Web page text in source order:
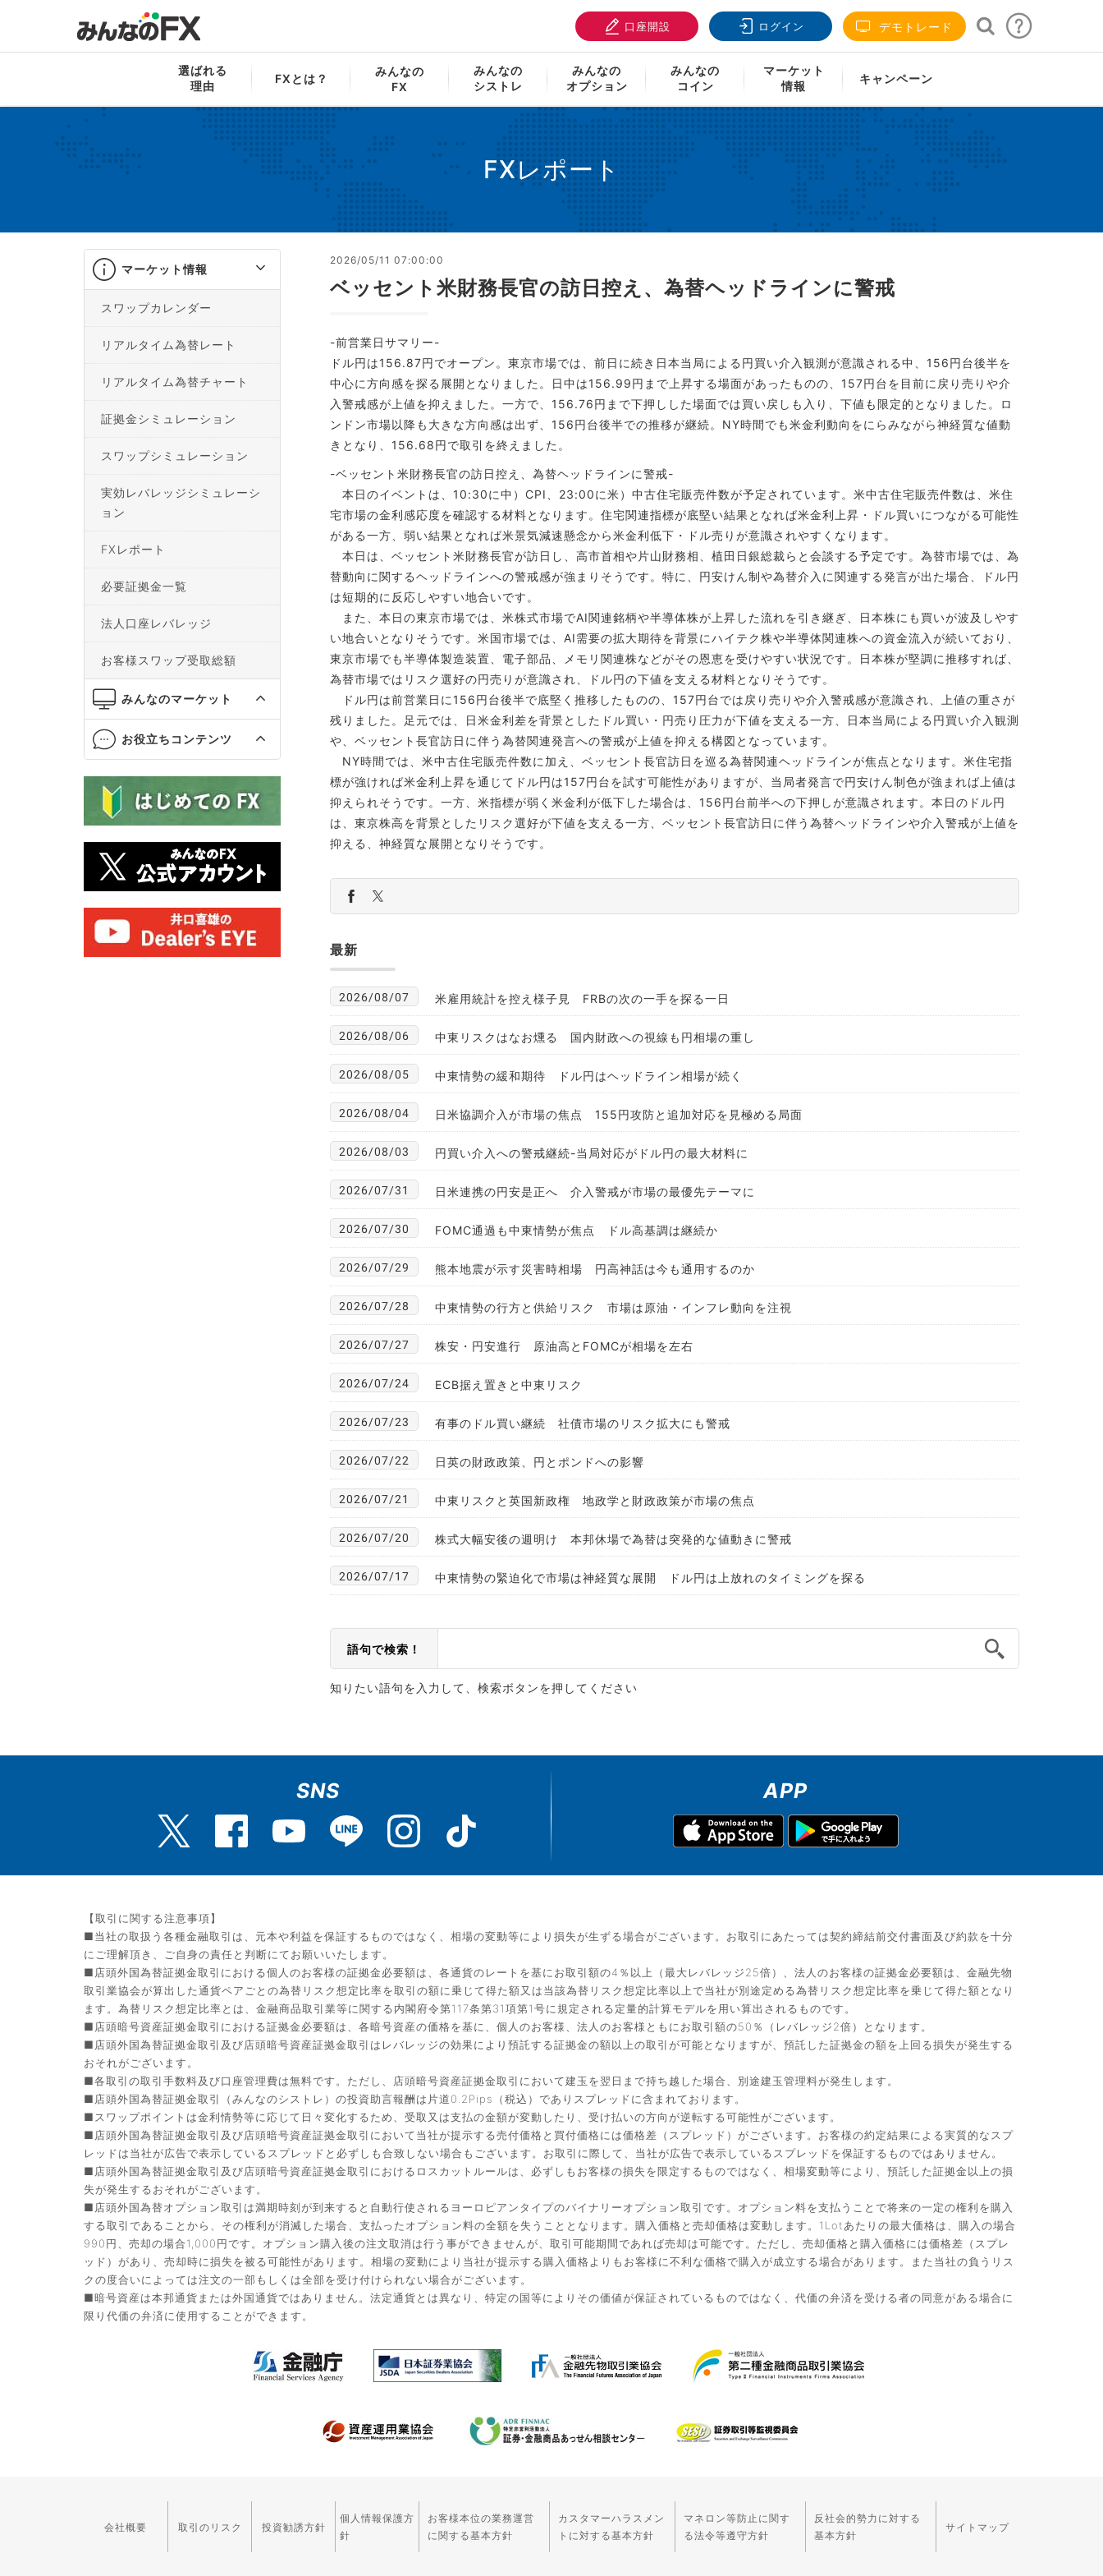
口座開設 ログイン デモトレード
選ばれる
理由
FXとは？
みんなの
FX
みんなの
シストレ
みんなの
オプション
みんなの
コイン
マーケット
情報
キャンペーン
FXレポート
マーケット情報 ベッセント米財務長官の訪日控え、為替ヘッドラインに警戒
2026/05/11 07:00:00
ベッセント米財務長官の訪日控え、為替ヘッドラインに警戒
-前営業日サマリー-
ドル円は156.87円でオープン。東京市場では、前日に続き日本当局による円買い介入観測が意識される中、156円台後半を
中心に方向感を探る展開となりました。日中は156.99円まで上昇する場面があったものの、157円台を目前に戻り売りや介
入警戒感が上値を抑えました。一方で、156.76円まで下押しした場面では買い戻しも入り、下値も限定的となりました。ロ
ンドン市場以降も大きな方向感は出ず、156円台後半での推移が継続。NY時間でも米金利動向をにらみながら神経質な値動
きとなり、156.68円で取引を終えました。
-ベッセント米財務長官の訪日控え、為替ヘッドラインに警戒-
本日のイベントは、10:30に中）CPI、23:00に米）中古住宅販売件数が予定されています。米中古住宅販売件数は、米住
宅市場の金利感応度を確認する材料となります。住宅関連指標が底堅い結果となれば米金利上昇・ドル買いにつながる可能性
がある一方、弱い結果となれば米景気減速懸念から米金利低下・ドル売りが意識されやすくなります。
本日は、ベッセント米財務長官が訪日し、高市首相や片山財務相、植田日銀総裁らと会談する予定です。為替市場では、為
替動向に関するヘッドラインへの警戒感が強まりそうです。特に、円安けん制や為替介入に関連する発言が出た場合、ドル円
は短期的に反応しやすい地合いです。
また、本日の東京市場では、米株式市場でAI関連銘柄や半導体株が上昇した流れを引き継ぎ、日本株にも買いが波及しやす
い地合いとなりそうです。米国市場では、AI需要の拡大期待を背景にハイテク株や半導体関連株への資金流入が続いており、
東京市場でも半導体製造装置、電子部品、メモリ関連株などがその恩恵を受けやすい状況です。日本株が堅調に推移すれば、
為替市場ではリスク選好の円売りが意識され、ドル円の下値を支える材料となりそうです。
ドル円は前営業日に156円台後半で底堅く推移したものの、157円台では戻り売りや介入警戒感が意識され、上値の重さが
残りました。足元では、日米金利差を背景としたドル買い・円売り圧力が下値を支える一方、日本当局による円買い介入観測
や、ベッセント長官訪日に伴う為替関連発言への警戒が上値を抑える構図となっています。
NY時間では、米中古住宅販売件数に加え、ベッセント長官訪日を巡る為替関連ヘッドラインが焦点となります。米住宅指
標が強ければ米金利上昇を通じてドル円は157円台を試す可能性がありますが、当局者発言で円安けん制色が強まれば上値は
抑えられそうです。一方、米指標が弱く米金利が低下した場合は、156円台前半への下押しが意識されます。本日のドル円
は、東京株高を背景としたリスク選好が下値を支える一方、ベッセント長官訪日に伴う為替ヘッドラインや介入警戒が上値を
抑える、神経質な展開となりそうです。
最新
2026/08/07 米雇用統計を控え様子見 FRBの次の一手を探る一日
2026/08/06 中東リスクはなお燻る 国内財政への視線も円相場の重し
2026/08/05 中東情勢の緩和期待 ドル円はヘッドライン相場が続く
2026/08/04 日米協調介入が市場の焦点 155円攻防と追加対応を見極める局面
2026/08/03 円買い介入への警戒継続-当局対応がドル円の最大材料に
2026/07/31 日米連携の円安是正へ 介入警戒が市場の最優先テーマに
2026/07/30 FOMC通過も中東情勢が焦点 ドル高基調は継続か
2026/07/29 熊本地震が示す災害時相場 円高神話は今も通用するのか
2026/07/28 中東情勢の行方と供給リスク 市場は原油・インフレ動向を注視
2026/07/27 株安・円安進行 原油高とFOMCが相場を左右
2026/07/24 ECB据え置きと中東リスク
2026/07/23 有事のドル買い継続 社債市場のリスク拡大にも警戒
2026/07/22 日英の財政政策、円とポンドへの影響
2026/07/21 中東リスクと英国新政権 地政学と財政政策が市場の焦点
2026/07/20 株式大幅安後の週明け 本邦休場で為替は突発的な値動きに警戒
2026/07/17 中東情勢の緊迫化で市場は神経質な展開 ドル円は上放れのタイミングを探る
語句で検索！
知りたい語句を入力して、検索ボタンを押してください
マーケット情報
スワップカレンダー
リアルタイム為替レート
リアルタイム為替チャート
証拠金シミュレーション
スワップシミュレーション
実効レバレッジシミュレーシ
ョン
FXレポート
必要証拠金一覧
法人口座レバレッジ
お客様スワップ受取総額
みんなのマーケット
お役立ちコンテンツ
SNS APP
【取引に関する注意事項】
■当社の取扱う各種金融取引は、元本や利益を保証するものではなく、相場の変動等により損失が生ずる場合がございます。お取引にあたっては契約締結前交付書面及び約款を十分
にご理解頂き、ご自身の責任と判断にてお願いいたします。
■店頭外国為替証拠金取引における個人のお客様の証拠金必要額は、各通貨のレートを基にお取引額の4％以上（最大レバレッジ25倍）、法人のお客様の証拠金必要額は、金融先物
取引業協会が算出した通貨ペアごとの為替リスク想定比率を取引の額に乗じて得た額又は当該為替リスク想定比率以上で当社が別途定める為替リスク想定比率を乗じて得た額となり
ます。為替リスク想定比率とは、金融商品取引業等に関する内閣府令第117条第31項第1号に規定される定量的計算モデルを用い算出されるものです。
■店頭暗号資産証拠金取引における証拠金必要額は、各暗号資産の価格を基に、個人のお客様、法人のお客様ともにお取引額の50％（レバレッジ2倍）となります。
■店頭外国為替証拠金取引及び店頭暗号資産証拠金取引はレバレッジの効果により預託する証拠金の額以上の取引が可能となりますが、預託した証拠金の額を上回る損失が発生する
おそれがございます。
■各取引の取引手数料及び口座管理費は無料です。ただし、店頭暗号資産証拠金取引において建玉を翌日まで持ち越した場合、別途建玉管理料が発生します。
■店頭外国為替証拠金取引（みんなのシストレ）の投資助言報酬は片道0.2Pips（税込）でありスプレッドに含まれております。
■スワップポイントは金利情勢等に応じて日々変化するため、受取又は支払の金額が変動したり、受け払いの方向が逆転する可能性がございます。
■店頭外国為替証拠金取引及び店頭暗号資産証拠金取引において当社が提示する売付価格と買付価格には価格差（スプレッド）がございます。お客様の約定結果による実質的なスプ
レッドは当社が広告で表示しているスプレッドと必ずしも合致しない場合もございます。お取引に際して、当社が広告で表示しているスプレッドを保証するものではありません。
■店頭外国為替証拠金取引及び店頭暗号資産証拠金取引におけるロスカットルールは、必ずしもお客様の損失を限定するものではなく、相場変動等により、預託した証拠金以上の損
失が発生するおそれがございます。
■店頭外国為替オプション取引は満期時刻が到来すると自動行使されるヨーロピアンタイプのバイナリーオプション取引です。オプション料を支払うことで将来の一定の権利を購入
する取引であることから、その権利が消滅した場合、支払ったオプション料の全額を失うこととなります。購入価格と売却価格は変動します。1Lotあたりの最大価格は、購入の場合
990円、売却の場合1,000円です。オプション購入後の注文取消は行う事ができませんが、取引可能期間であれば売却は可能です。ただし、売却価格と購入価格には価格差（スプレ
ッド）があり、売却時に損失を被る可能性があります。相場の変動により当社が提示する購入価格よりもお客様に不利な価格で購入が成立する場合があります。また当社の負うリス
クの度合いによっては注文の一部もしくは全部を受け付けられない場合がございます。
■暗号資産は本邦通貨または外国通貨ではありません。法定通貨とは異なり、特定の国等によりその価値が保証されているものではなく、代価の弁済を受ける者の同意がある場合に
限り代価の弁済に使用することができます。
会社概要 取引のリスク 投資勧誘方針
個人情報保護方
針
お客様本位の業務運営
に関する基本方針
カスタマーハラスメン
トに対する基本方針
マネロン等防止に関す
る法令等遵守方針
反社会的勢力に対する
基本方針
サイトマップ